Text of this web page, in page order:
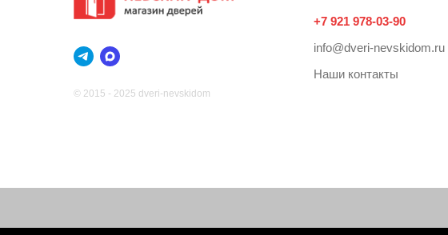
© 2015 - 2025 dveri-nevskidom
+7 921 978-03-90
info@dveri-nevskidom.ru
Наши контакты